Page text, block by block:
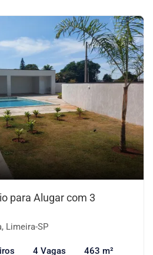
para Alugar com 3
Limeira-SP
4 Vagas 463 m²